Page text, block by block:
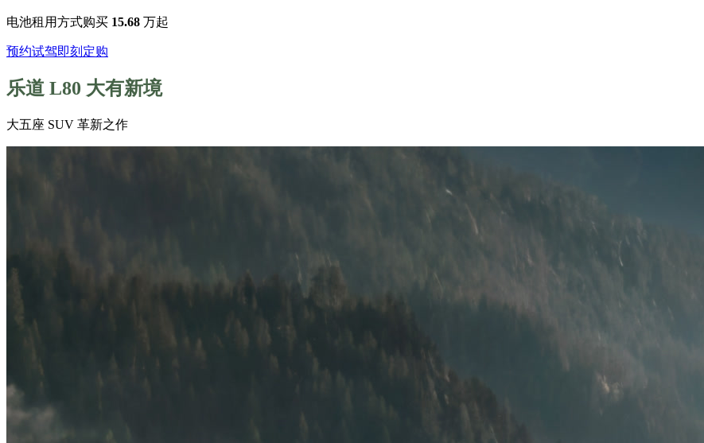
电池租用方式购买 15.68 万起
预约试驾即刻定购
乐道 L80 大有新境
大五座 SUV 革新之作